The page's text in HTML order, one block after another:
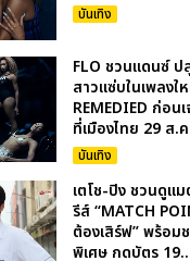
บันเทิง
FLO ชวนแดนซ์
สาวแซ่บในเพลงใ
REMEDIED ก่อน
ที่เมืองไทย 29 ส.
บันเทิง
เตโช-ปิง ชวนดูแ
รีส์ “MATCH
ต้องเสิร์ฟ” พร้อม
พิเศษ กดบัตร